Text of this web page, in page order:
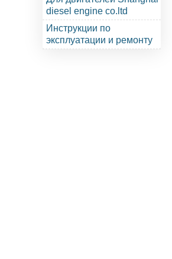
diesel engine co.ltd
Инструкции по
эксплуатации и ремонту